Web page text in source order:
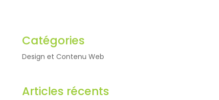
Catégories
Design et Contenu Web
Articles récents